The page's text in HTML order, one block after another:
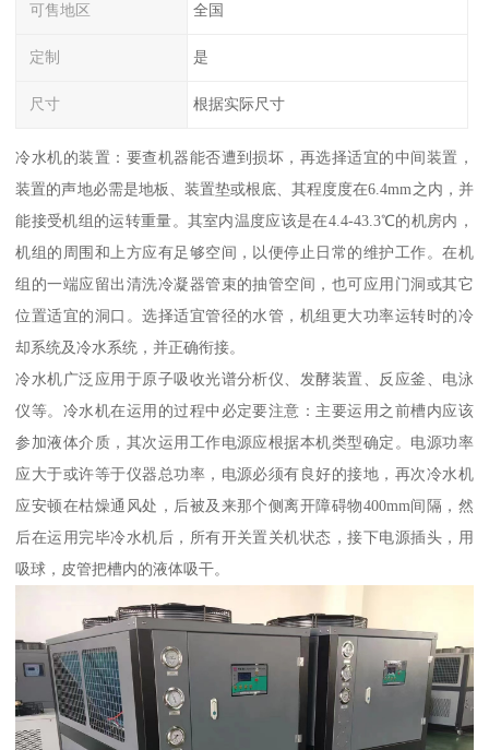
可售地区 全国
定制 是
尺寸 根据实际尺寸
冷水机的装置：要查机器能否遭到损坏，再选择适宜的中间装置，
装置的声地必需是地板、装置垫或根底、其程度度在6.4mm之内，并
能接受机组的运转重量。其室内温度应该是在4.4-43.3℃的机房内，
机组的周围和上方应有足够空间，以便停止日常的维护工作。在机
组的一端应留出清洗冷凝器管束的抽管空间，也可应用门洞或其它
位置适宜的洞口。选择适宜管径的水管，机组更大功率运转时的冷
却系统及冷水系统，并正确衔接。
冷水机广泛应用于原子吸收光谱分析仪、发酵装置、反应釜、电泳
仪等。冷水机在运用的过程中必定要注意：主要运用之前槽内应该
参加液体介质，其次运用工作电源应根据本机类型确定。电源功率
应大于或许等于仪器总功率，电源必须有良好的接地，再次冷水机
应安顿在枯燥通风处，后被及来那个侧离开障碍物400mm间隔，然
后在运用完毕冷水机后，所有开关置关机状态，接下电源插头，用
吸球，皮管把槽内的液体吸干。